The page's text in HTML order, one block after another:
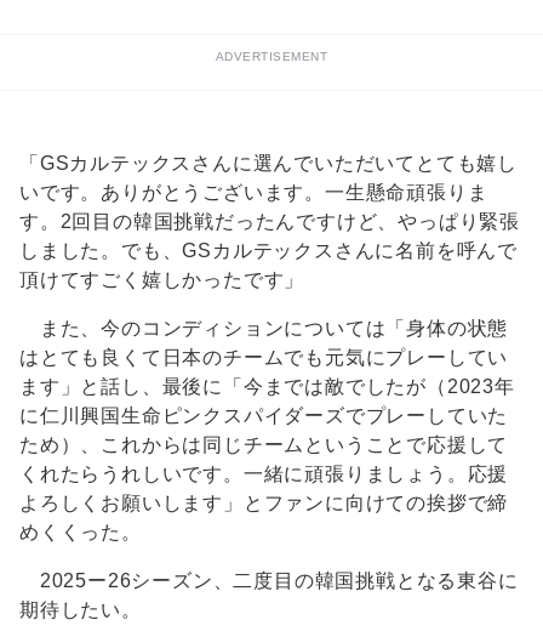
ADVERTISEMENT
「GSカルテックスさんに選んでいただいてとても嬉し
いです。ありがとうございます。一生懸命頑張りま
す。2回目の韓国挑戦だったんですけど、やっぱり緊張
しました。でも、GSカルテックスさんに名前を呼んで
頂けてすごく嬉しかったです」
また、今のコンディションについては「身体の状態
はとても良くて日本のチームでも元気にプレーしてい
ます」と話し、最後に「今までは敵でしたが（2023年
に仁川興国生命ピンクスパイダーズでプレーしていた
ため）、これからは同じチームということで応援して
くれたらうれしいです。一緒に頑張りましょう。応援
よろしくお願いします」とファンに向けての挨拶で締
めくくった。
2025ー26シーズン、二度目の韓国挑戦となる東谷に
期待したい。